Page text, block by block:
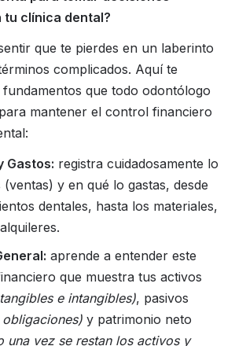
tu clínica dental?
que te pierdes en un laberinto
complicados. Aquí te
que todo odontólogo
mantener el control financiero
Gastos: registra cuidadosamente lo
(ventas) y en qué lo gastas, desde
dentales, hasta los materiales,
aprende a entender este
que muestra tus activos
e intangibles), pasivos
obligaciones)y patrimonio neto
una vez se restan los activos y